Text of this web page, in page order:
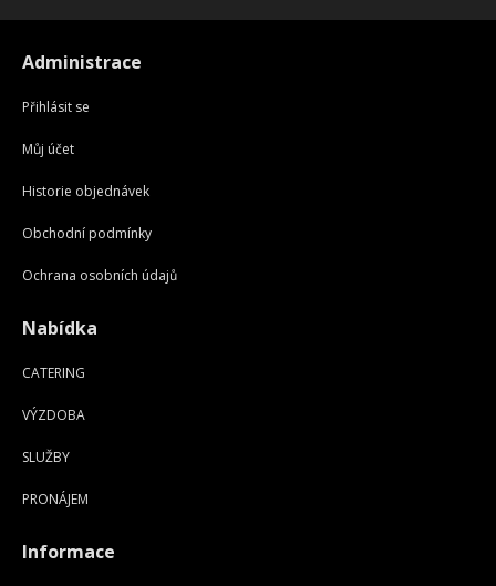
Administrace
Přihlásit se
Můj účet
Historie objednávek
Obchodní podmínky
Ochrana osobních údajů
Nabídka
CATERING
VÝZDOBA
SLUŽBY
PRONÁJEM
Informace